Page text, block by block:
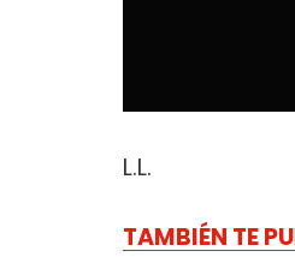
L.L.
TAMBIÉN TE